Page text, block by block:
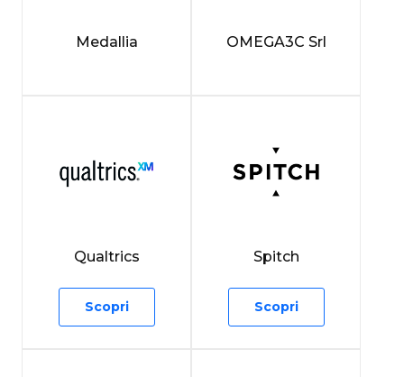
Medallia OMEGA3C Srl
Qualtrics
Scopri
Spitch
Scopri